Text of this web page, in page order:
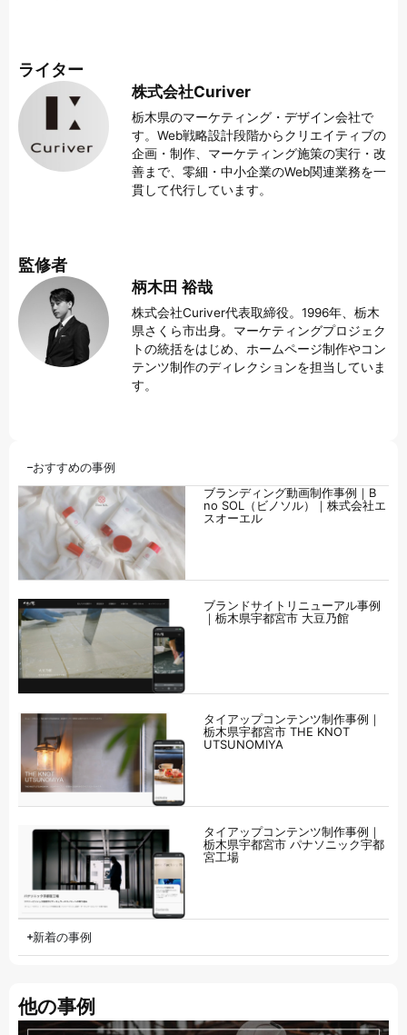
ライター
株式会社Curiver
栃木県のマーケティング・デザイン会社で
す。Web戦略設計段階からクリエイティブの
企画・制作、マーケティング施策の実行・改
善まで、零細・中小企業のWeb関連業務を一
貫して代行しています。
監修者
柄木田 裕哉
株式会社Curiver代表取締役。1996年、栃木
県さくら市出身。マーケティングプロジェク
トの統括をはじめ、ホームページ制作やコン
テンツ制作のディレクションを担当していま
す。
おすすめの事例
ブランディング動画制作事例｜B
no SOL（ビノソル）｜株式会社エ
スオーエル
ブランドサイトリニューアル事例
｜栃木県宇都宮市 大豆乃館
タイアップコンテンツ制作事例｜
栃木県宇都宮市 THE KNOT
UTSUNOMIYA
タイアップコンテンツ制作事例｜
栃木県宇都宮市 パナソニック宇都
宮工場
新着の事例
他の事例